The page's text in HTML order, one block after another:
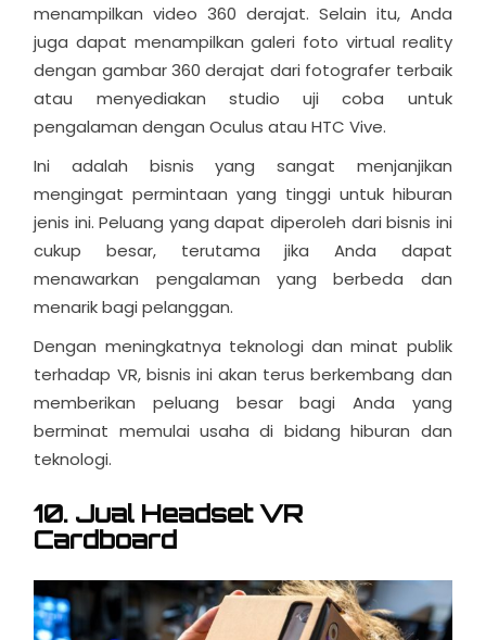
menampilkan video 360 derajat. Selain itu, Anda
juga dapat menampilkan galeri foto virtual reality
dengan gambar 360 derajat dari fotografer terbaik
atau menyediakan studio uji coba untuk
pengalaman dengan Oculus atau HTC Vive.
Ini adalah bisnis yang sangat menjanjikan
mengingat permintaan yang tinggi untuk hiburan
jenis ini. Peluang yang dapat diperoleh dari bisnis ini
cukup besar, terutama jika Anda dapat
menawarkan pengalaman yang berbeda dan
menarik bagi pelanggan.
Dengan meningkatnya teknologi dan minat publik
terhadap VR, bisnis ini akan terus berkembang dan
memberikan peluang besar bagi Anda yang
berminat memulai usaha di bidang hiburan dan
teknologi.
10. Jual Headset VR
Cardboard